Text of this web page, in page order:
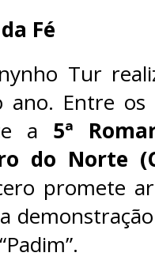
Fé
Tur
ano. Entre
a 5ª
do Norte
promete